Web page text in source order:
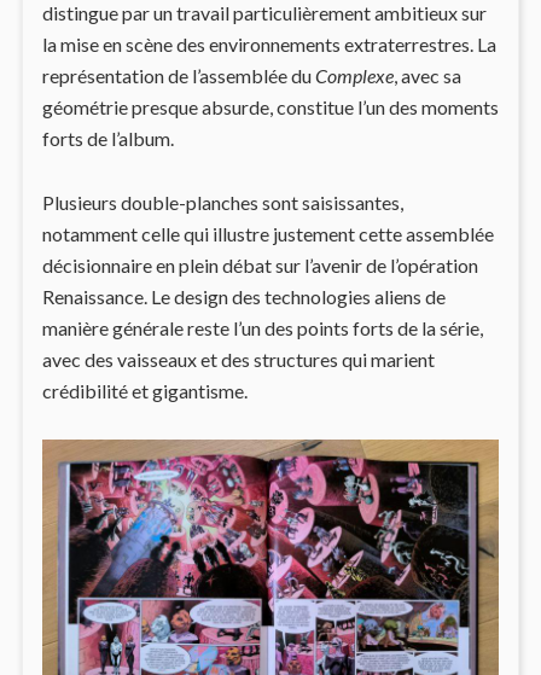
distingue par un travail particulièrement ambitieux sur
la mise en scène des environnements extraterrestres. La
représentation de l’assemblée duComplexe, avec sa
géométrie presque absurde, constitue l’un des moments
forts de l’album.
Plusieurs double-planches sont saisissantes,
notamment celle qui illustre justement cette assemblée
décisionnaire en plein débat sur l’avenir de l’opération
Renaissance. Le design des technologies aliens de
manière générale reste l’un des points forts de la série,
avec des vaisseaux et des structures qui marient
crédibilité et gigantisme.